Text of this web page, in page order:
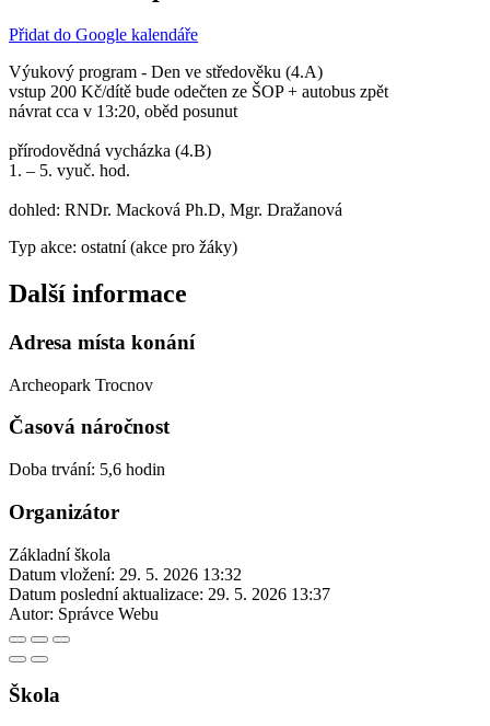
Přidat do Google kalendáře
Výukový program - Den ve středověku (4.A)
vstup 200 Kč/dítě bude odečten ze ŠOP + autobus zpět
návrat cca v 13:20, oběd posunut
přírodovědná vycházka (4.B)
1. – 5. vyuč. hod.
dohled: RNDr. Macková Ph.D, Mgr. Dražanová
Typ akce: ostatní (akce pro žáky)
Další informace
Adresa místa konání
Archeopark Trocnov
Časová náročnost
Doba trvání: 5,6 hodin
Organizátor
Základní škola
Datum vložení: 29. 5. 2026 13:32
Datum poslední aktualizace: 29. 5. 2026 13:37
Autor: Správce Webu
Škola